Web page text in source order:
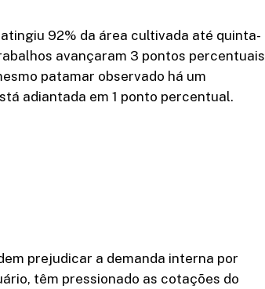
92% da área cultivada até quinta-
avançaram 3 pontos percentuais
patamar observado há um
adiantada em 1 ponto percentual.
prejudicar a demanda interna por
têm pressionado as cotações do